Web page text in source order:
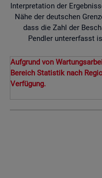
Interpretation der
Nähe der deutschen
dass die Zahl der
Pendler untererfasst
Aufgrund von
Bereich Statistik nach
Verfügung.